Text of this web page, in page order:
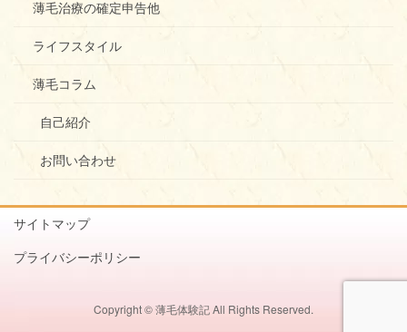
薄毛治療の確定申告他
ライフスタイル
薄毛コラム
自己紹介
お問い合わせ
サイトマップ
プライバシーポリシー
Copyright © 薄毛体験記 All Rights Reserved.